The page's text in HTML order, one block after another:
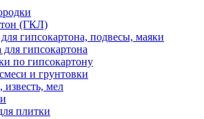
(ГКЛ)
гипсокартона, подвесы, маяки
гипсокартона
по гипсокартону
и грунтовки
известь, мел
плитки